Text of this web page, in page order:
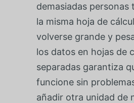
demasiadas personas
la misma hoja de
volverse grande y
los datos en hojas de
separadas garantiza
funcione sin
añadir otra unidad de